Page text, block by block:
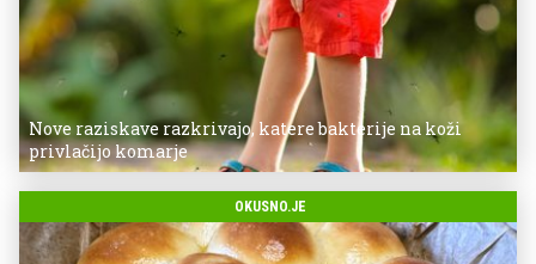
Nove raziskave razkrivajo, katere bakterije na koži
privlačijo komarje
OKUSNO.JE